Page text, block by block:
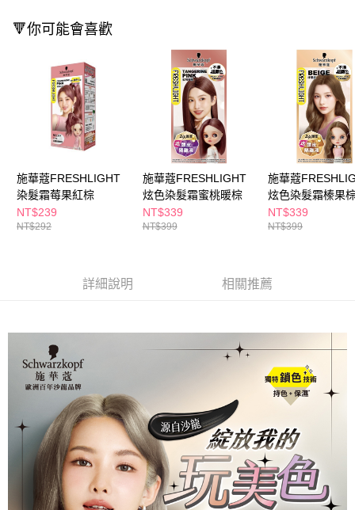
【「AFTEE先享後付」結帳流程】
１．於結帳方式選擇「AFTEE先享後付」後，將跳轉至「AFTEE先享後付」
結帳頁面，進行簡訊認證並確認金額後，即可完成結帳。
２．訂單成立數日內，您將收到繳費通知簡訊。
３．收到繳費通知簡訊後14天內，點擊此簡訊中的連結，可透過四大超商／
ATM／網路銀行／等多元方式進行付款，方視為交易完成。
※ 請注意：結帳手續完成當下不需立刻繳費，但若您需要取消訂單，請聯絡
購買商品的店家。未經商家同意取消之訂單仍視為有效，需透過AFTEE先享
後付繳納相關費用。
※ 交易是否成功請以「AFTEE先享後付 」之結帳頁面顯示為準，若有關於
是否繳費成功／繳費後需取消欲退款等相關疑問，請聯繫「AFTEE先享後付
客戶支援中心」 https://netprotections.freshdesk.com/support/home
【注意事項】
１．透過由恩沛科技股份有限公司提供之「AFTEE先享後付」服務完成之交
https://aftee.tw/terms/#terms3
３．未成年的使用者請事先徵得法定代理人或監護人之同意方可使用
４．使用「AFTEE先享後付」時，將依據個別帳號之用戶狀況，依本公司即
時審查核予不同之上限額度；若仍有額度不足之情形，本公司將視審查結果
請求用戶進行身份認證。
５．嚴禁一人註冊多個帳號或使用他人資訊註冊。若發現惡意使用之情形，
恩沛科技股份有限公司將有權停止該用戶之使用額度並採取法律行動。
每筆NT$65，滿NT$390(含以上)免運費
每筆NT$65，滿NT$390(含以上)免運費
萊爾富取貨付款
每筆NT$65，滿NT$490(含以上)免運費
付款後萊爾富取貨
每筆NT$65，滿NT$490(含以上)免運費
7-11取貨付款
每筆NT$65，滿NT$490(含以上)免運費
付款後寶雅門市自取(由倉庫統一出貨)
每筆NT$80，滿NT$290(含以上)免運費
🔻你可能會喜歡
施華蔻FRESHLIGHT
染髮霜莓果紅棕
NT$239
NT$292
施華蔻FRESHLIGHT
炫色染髮霜蜜桃暖棕
NT$339
NT$399
施華蔻
炫色染髮霜榛果
式隨機
NT$339
NT$399
詳細說明 相關推薦